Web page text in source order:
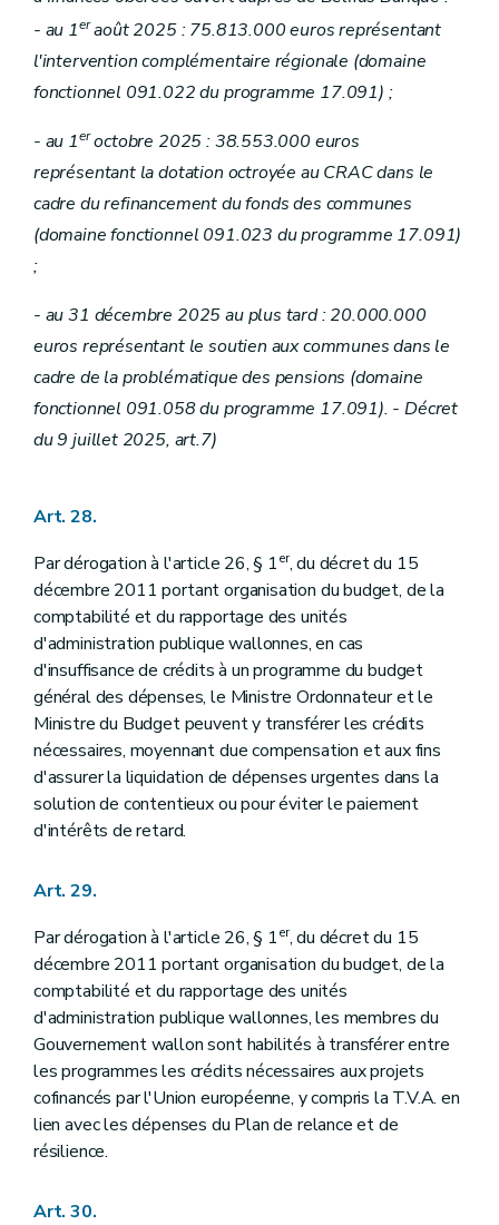
- au 1eraoût 2025 : 75.813.000 euros représentant
l'intervention complémentaire régionale (domaine
fonctionnel 091.022 du programme 17.091) ;
- au 1eroctobre 2025 : 38.553.000 euros
représentant la dotation octroyée au CRAC dans le
cadre du refinancement du fonds des communes
(domaine fonctionnel 091.023 du programme 17.091)
;
- au 31 décembre 2025 au plus tard : 20.000.000
euros représentant le soutien aux communes dans le
cadre de la problématique des pensions (domaine
fonctionnel 091.058 du programme 17.091). - Décret
du 9 juillet 2025, art.7)
Art. 28.
Par dérogation à l'article 26, § 1er, du décret du 15
décembre 2011 portant organisation du budget, de la
comptabilité et du rapportage des unités
d'administration publique wallonnes, en cas
d'insuffisance de crédits à un programme du budget
général des dépenses, le Ministre Ordonnateur et le
Ministre du Budget peuvent y transférer les crédits
nécessaires, moyennant due compensation et aux fins
d'assurer la liquidation de dépenses urgentes dans la
solution de contentieux ou pour éviter le paiement
d'intérêts de retard.
Art. 29.
Par dérogation à l'article 26, § 1er, du décret du 15
décembre 2011 portant organisation du budget, de la
comptabilité et du rapportage des unités
d'administration publique wallonnes, les membres du
Gouvernement wallon sont habilités à transférer entre
les programmes les crédits nécessaires aux projets
cofinancés par l'Union européenne, y compris la T.V.A. en
lien avec les dépenses du Plan de relance et de
résilience.
Art. 30.